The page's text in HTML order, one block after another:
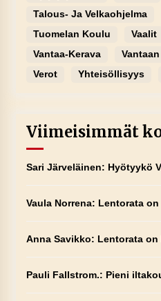
Talous- Ja Velkaohjelma
Tuomelan Koulu
Vaalit
Vantaa-Kerava
Verot
Yhteisöllisyys
Viimeisimmät
Sari Järveläinen: Hyötyykö
Vaula Norrena: Lentorata
Anna Savikko: Lentorata
Pauli Fallstrom.: Pieni